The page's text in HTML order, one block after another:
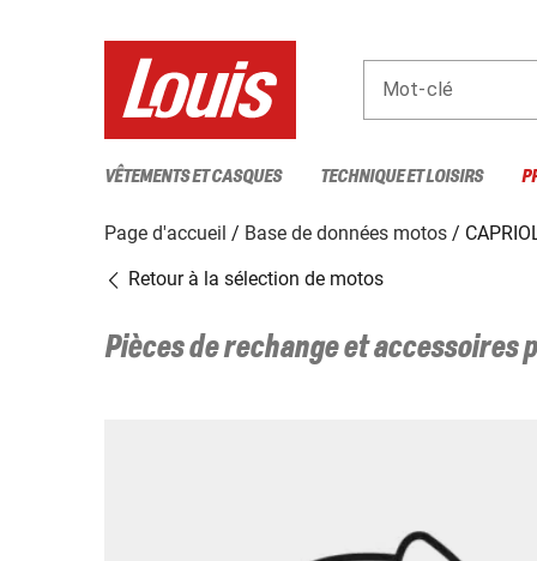
Mot-clé
VÊTEMENTS ET CASQUES TECHNIQUE ET LOISIRS
Page d'accueil Base de données motos
Retour à la sélection de motos
Pièces de rechange et accessoires